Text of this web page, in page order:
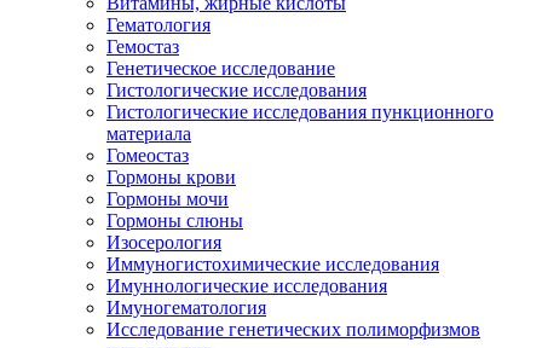
Гематология
Гемостаз
Генетическое исследование
Гистологические исследования
Гистологические исследования пункционного
материала
Гомеостаз
Гормоны крови
Гормоны мочи
Гормоны слюны
Изосерология
Иммуногистохимические исследования
Имуннологические исследования
Имуногематология
Исследование генетических полиморфизмов